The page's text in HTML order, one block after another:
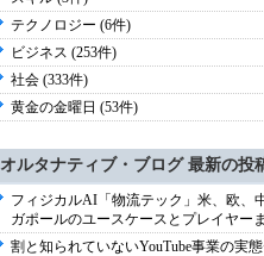
テクノロジー (6件)
ビジネス (253件)
社会 (333件)
黄金の金曜日 (53件)
オルタナティブ・ブログ 最新の投
フィジカルAI「物流テック」米、欧、
ガポールのユースケースとプレイヤー
割と知られていないYouTube事業の実